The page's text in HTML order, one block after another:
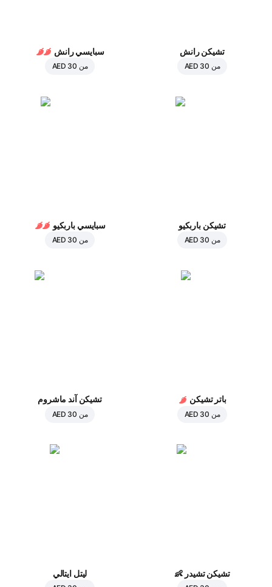
تشيكن رانش
من AED 30
سبايسي رانش
من AED 30
تشيكن باربكيو
من AED 30
سبايسي باربكيو
من AED 30
باتر تشيكن
من AED 30
تشيكن آند ماشروم
من AED 30
تشيكن تشيدر 👶 ليتل ايتالي